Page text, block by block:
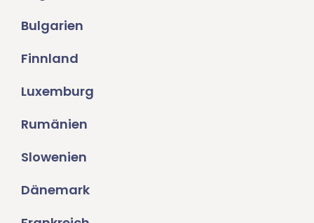
Bulgarien
Finnland
Luxemburg
Rumänien
Slowenien
Dänemark